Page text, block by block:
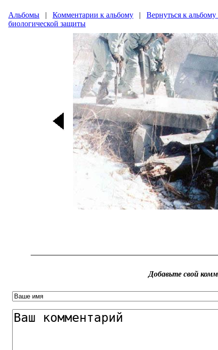
Альбомы | Комментарии к альбому | Вернуться к
биологической защиты
Добавьте свой